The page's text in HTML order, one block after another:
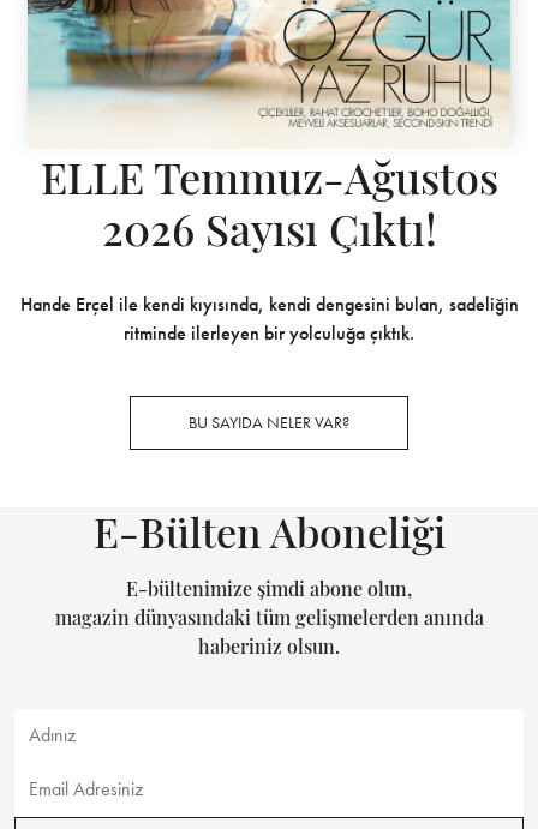
ELLE Temmuz-Ağustos
2026 Sayısı Çıktı!
Hande Erçel ile kendi kıyısında, kendi dengesini bulan, sadeliğin
ritminde ilerleyen bir yolculuğa çıktık.
BU SAYIDA NELER VAR?
E-Bülten Aboneliği
E-bültenimize şimdi abone olun,
magazin dünyasındaki tüm gelişmelerden anında
haberiniz olsun.